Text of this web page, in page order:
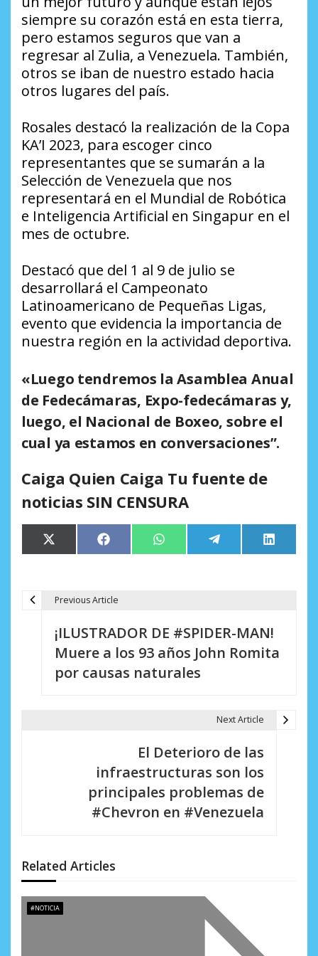
siempre su corazón está en esta tierra,
pero estamos seguros que van a
regresar al Zulia, a Venezuela. También,
otros se iban de nuestro estado hacia
otros lugares del país.
Rosales destacó la realización de la Copa
KA’I 2023, para escoger cinco
representantes que se sumarán a la
Selección de Venezuela que nos
representará en el Mundial de Robótica
e Inteligencia Artificial en Singapur en el
mes de octubre.
Destacó que del 1 al 9 de julio se
desarrollará el Campeonato
Latinoamericano de Pequeñas Ligas,
evento que evidencia la importancia de
nuestra región en la actividad deportiva.
«Luego tendremos la Asamblea Anual
de Fedecámaras, Expo-fedecámaras y,
luego, el Nacional de Boxeo, sobre el
cual ya estamos en conversaciones”.
Caiga Quien Caiga Tu fuente de
noticias SIN CENSURA
Compartir
en
X
(Twitter)
Compartir
en
Facebook Compartir
en
WhatsApp Compartir
en
Telegram
en
LinkedIn
d
e
e
Previous Article
¡ILUSTRADOR DE #SPIDER-MAN!
Muere a los 93 años John Romita
por causas naturales
Next Article
El Deterioro de las
infraestructuras son los
principales problemas de
#Chevron en #Venezuela
Related Articles
#NOTICIA